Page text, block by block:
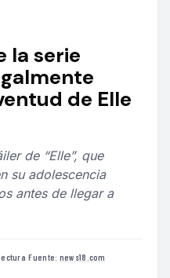
la serie
de Elle
de “Elle”, que
su adolescencia
antes de llegar a
·Fuente: news18.com